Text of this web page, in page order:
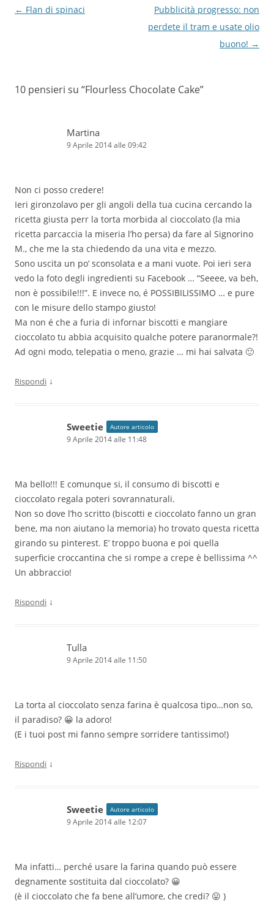
Navigazione
← Flan di spinaci
Pubblicità progresso: non
perdete il tram e usate olio
buono! →
10 pensieri su “Flourless Chocolate Cake”
Martina
9 Aprile 2014 alle 09:42
Non ci posso credere!
Ieri gironzolavo per gli angoli della tua cucina cercando la
ricetta giusta perr la torta morbida al cioccolato (la mia
ricetta parcaccia la miseria l’ho persa) da fare al Signorino
M., che me la sta chiedendo da una vita e mezzo.
Sono uscita un po’ sconsolata e a mani vuote. Poi ieri sera
vedo la foto degli ingredienti su Facebook … “Seeee, va beh,
non è possibile!!!”. E invece no, é POSSIBILISSIMO … e pure
con le misure dello stampo giusto!
Ma non é che a furia di infornar biscotti e mangiare
cioccolato tu abbia acquisito qualche potere paranormale?!
Ad ogni modo, telepatia o meno, grazie … mi hai salvata 🙂
Rispondi ↓
Sweetie Autore articolo
9 Aprile 2014 alle 11:48
Ma bello!!! E comunque si, il consumo di biscotti e
cioccolato regala poteri sovrannaturali.
Non so dove l’ho scritto (biscotti e cioccolato fanno un gran
bene, ma non aiutano la memoria) ho trovato questa ricetta
girando su pinterest. E’ troppo buona e poi quella
superficie croccantina che si rompe a crepe è bellissima ^^
Un abbraccio!
Rispondi ↓
Tulla
9 Aprile 2014 alle 11:50
La torta al cioccolato senza farina è qualcosa tipo…non so,
il paradiso? 😀 la adoro!
(E i tuoi post mi fanno sempre sorridere tantissimo!)
Rispondi ↓
Sweetie Autore articolo
9 Aprile 2014 alle 12:07
Ma infatti… perché usare la farina quando può essere
degnamente sostituita dal cioccolato? 😀
(è il cioccolato che fa bene all’umore, che credi? 😛 )